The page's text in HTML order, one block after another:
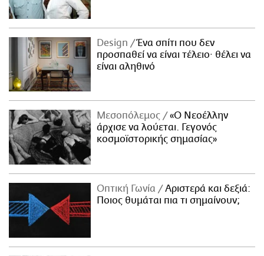
Design
Ένα σπίτι που δεν
προσπαθεί να είναι τέλειο· θέλει να
είναι αληθινό
Μεσοπόλεμος
«Ο Νεοέλλην
άρχισε να λούεται. Γεγονός
κοσμοϊστορικής σημασίας»
Οπτική Γωνία
Αριστερά και δεξιά:
Ποιος θυμάται πια τι σημαίνουν;